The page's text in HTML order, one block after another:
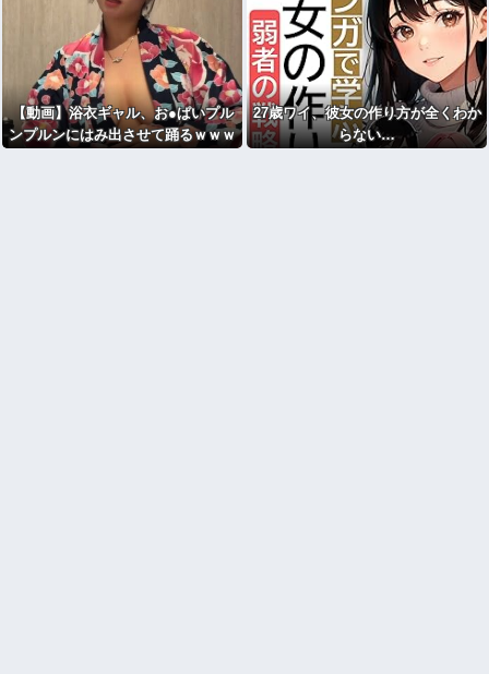
【動画】浴衣ギャル、お●ぱいプル
ンプルンにはみ出させて踊るｗｗｗ
27歳ワイ、彼女の作り方が全くわか
らない…